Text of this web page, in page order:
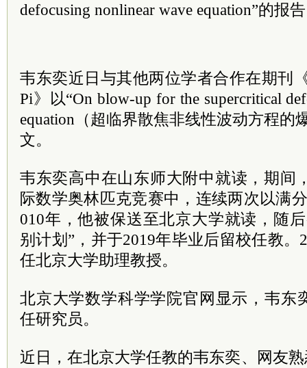
defocusing nonlinear wave equation”的报
韦东奕近日与其他两位学者合作在期刊
Pi》以“On blow-up for the supercritical
equation（超临界散焦非线性波动方程的
文。
韦东奕高中在山东师大附中就读，期间
际数学奥林匹克竞赛中，连续两次以满
010年，他被保送至北京大学就读，随
别计划”，并于2019年毕业后留校任教
任北京大学助理教授。
北京大学数学科学学院官网显示，韦东
任研究员。
近日，在北京大学任教的韦东奕、网友